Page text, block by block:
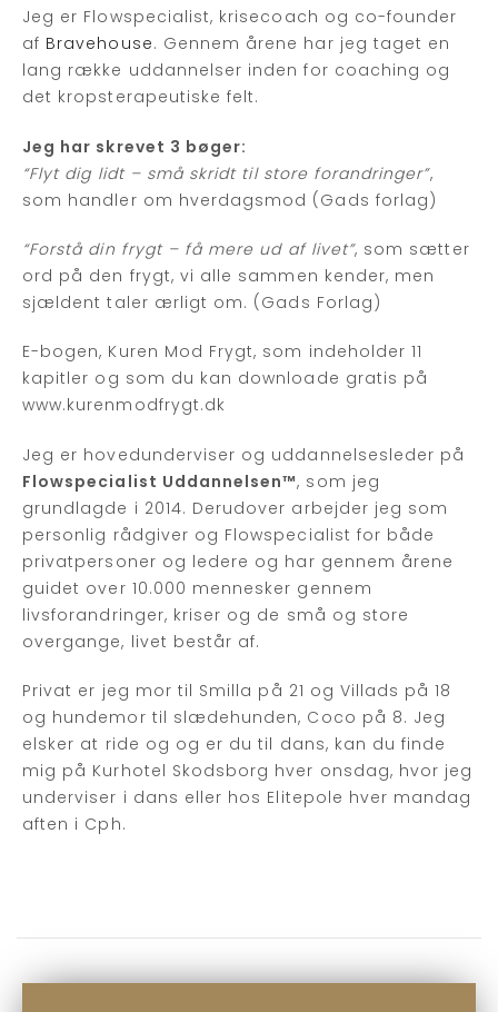
Jeg er Flowspecialist, krisecoach og co-founder
af Bravehouse. Gennem årene har jeg taget en
lang række uddannelser inden for coaching og
det kropsterapeutiske felt.
Jeg har skrevet 3 bøger:
“Flyt dig lidt – små skridt til store forandringer”,
som handler om hverdagsmod (Gads forlag)
“Forstå din frygt – få mere ud af livet”, som sætter
ord på den frygt, vi alle sammen kender, men
sjældent taler ærligt om. (Gads Forlag)
E-bogen, Kuren Mod Frygt, som indeholder 11
kapitler og som du kan downloade gratis på
www.kurenmodfrygt.dk
Jeg er hovedunderviser og uddannelsesleder på
Flowspecialist Uddannelsen™, som jeg
grundlagde i 2014. Derudover arbejder jeg som
personlig rådgiver og Flowspecialist for både
privatpersoner og ledere og har gennem årene
guidet over 10.000 mennesker gennem
livsforandringer, kriser og de små og store
overgange, livet består af.
Privat er jeg mor til Smilla på 21 og Villads på 18
og hundemor til slædehunden, Coco på 8. Jeg
elsker at ride og og er du til dans, kan du finde
mig på Kurhotel Skodsborg hver onsdag, hvor jeg
underviser i dans eller hos Elitepole hver mandag
aften i Cph.